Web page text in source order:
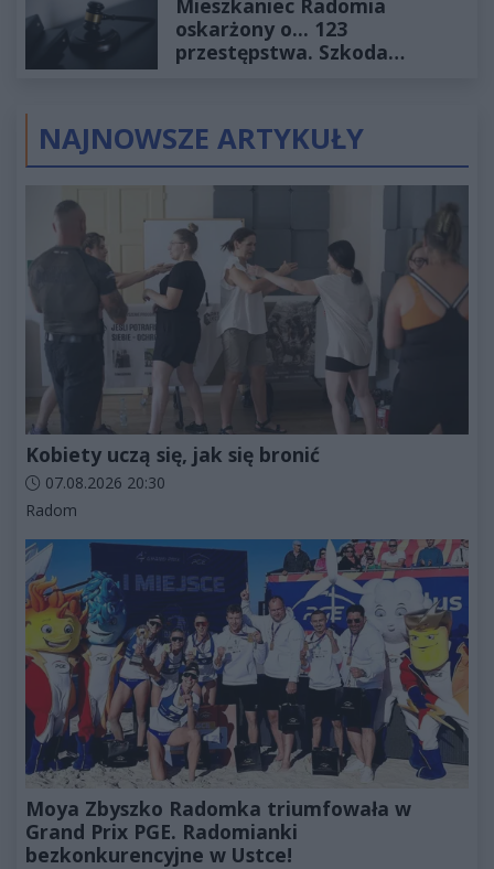
Mieszkaniec Radomia
oskarżony o... 123
przestępstwa. Szkoda
NAJNOWSZE ARTYKUŁY
Kobiety uczą się, jak się bronić
Data dodania artykułu:
07.08.2026 20:30
Kategorie artykułu:
Radom
Moya Zbyszko Radomka triumfowała w
Grand Prix PGE. Radomianki
bezkonkurencyjne w Ustce!